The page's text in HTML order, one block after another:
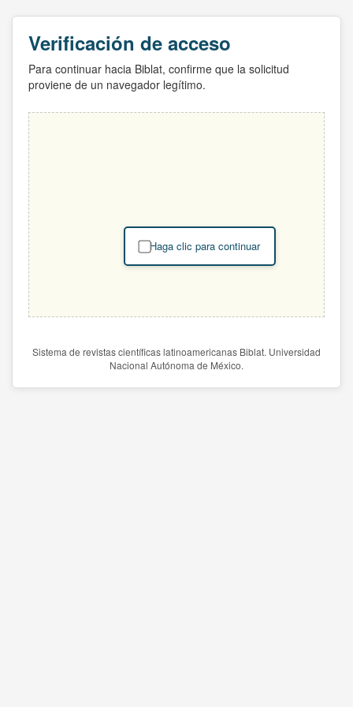
Verificación de acceso
Para continuar hacia Biblat, confirme que la solicitud
proviene de un navegador legítimo.
Haga clic para continuar
Sistema de revistas científicas latinoamericanas Biblat. Universidad
Nacional Autónoma de México.